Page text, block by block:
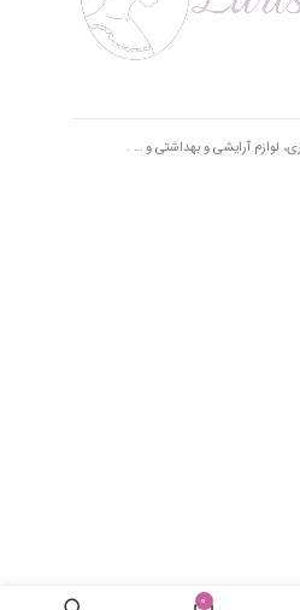
لوازم آرایشی و بهداشتی و … .
0